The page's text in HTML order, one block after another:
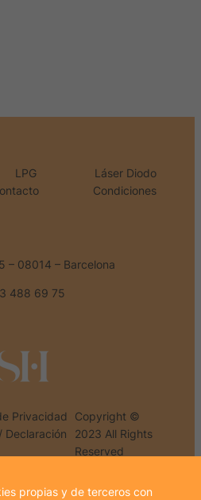
LPG
Láser Diodo
Condiciones
– 08014 – Barcelona
488 69 75
Privacidad
/ Declaración
Copyright ©
2023 All Rights
Reserved
propias y de terceros con